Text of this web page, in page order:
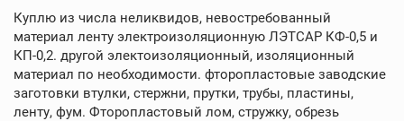
Куплю из числа неликвидов, невостребованный
материал ленту электроизоляционную ЛЭТСАР КФ-0,5 и
КП-0,2. другой электоизоляционный, изоляционный
материал по необходимости. фторопластовые заводские
заготовки втулки, стержни, прутки, трубы, пластины,
ленту, фум. Фторопластовый лом, стружку, обрезь